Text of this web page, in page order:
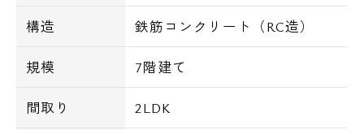
■敷地内にゴミ置き場（24時間ゴミ出し可）
■バス・トイレ別
■独立洗面台
■追い焚き機能付き
構造 鉄筋コンクリート（RC造）
規模 7階建て
間取り 2LDK